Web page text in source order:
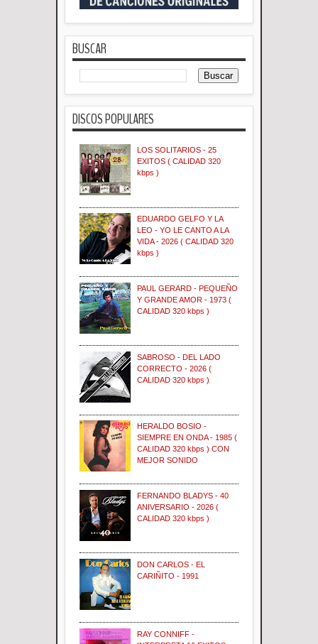
BUSCAR
DISCOS POPULARES
LOS SOLITARIOS - 25
EXITOS ( CALIDAD 320
kbps )
EDUARDO GELFO Y LA
LEO - YO LE CANTO A LA
VIDA - 2026 ( CALIDAD 320
kbps )
PAUL GERARD - PEQUEÑO
Y GRANDE AMOR - 1973 (
CALIDAD 320 kbps )
SABROSO - DEL LADO
CORRECTO - 2026 (
CALIDAD 320 kbps )
HERALDO BOSIO -
SIEMPRE EN ONDA - 1985 (
CALIDAD 320 kbps ) CON
MEJOR SONIDO
FERNANDO BLADYS - 40
ANIVERSARIO - 2026 (
CALIDAD 320 kbps )
DON CARLOS - EL
CARIÑITO - 1991
RAY CONNIFF -